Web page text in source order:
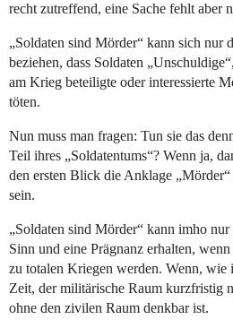
recht zutreffend, eine Sache fehlt aber
„Soldaten sind Mörder“ kann sich nur
beziehen, dass Soldaten
am Krieg beteiligte oder interessierte
töten.
Nun muss man fragen: Tun sie das
Teil ihres „Soldatentums“? Wenn ja,
den ersten Blick die Anklage
sein.
„Soldaten sind Mörder“ kann imho nur
Sinn und eine Prägnanz erhalten,
zu totalen Kriegen werden. Wenn, wie
Zeit, der militärische Raum kurzfristig
ohne den zivilen Raum denkbar ist.